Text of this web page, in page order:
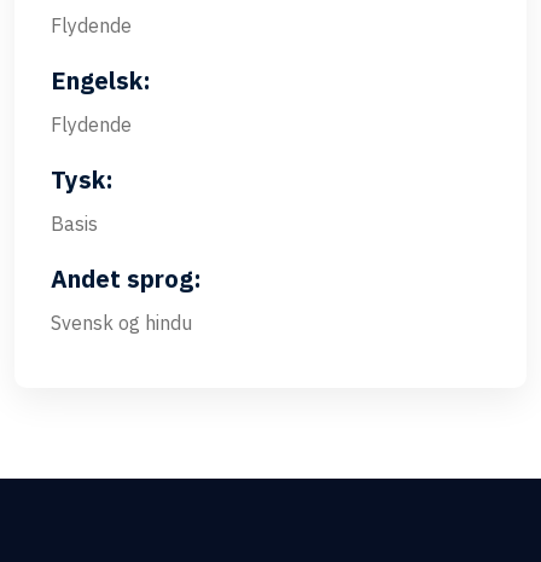
Flydende
Engelsk:
Flydende
Tysk:
Basis
Andet sprog:
Svensk og hindu